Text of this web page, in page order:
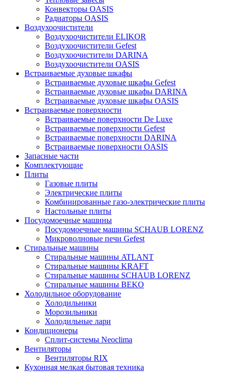
Конвекторы OASIS
Радиаторы OASIS
Воздухоочистители
Воздухоочистители ELIKOR
Воздухоочистители Gefest
Воздухоочистители DARINA
Воздухоочистители OASIS
Встраиваемые духовые шкафы
Встраиваемые духовые шкафы Gefest
Встраиваемые духовые шкафы DARINA
Встраиваемые духовые шкафы OASIS
Встраиваемые поверхности
Встраиваемые поверхности De Luxe
Встраиваемые поверхности Gefest
Встраиваемые поверхности DARINA
Встраиваемые поверхности OASIS
Запасные части
Комплектующие
Плиты
Газовые плиты
Электрические плиты
Комбинированные газо-электрические плиты
Настольные плиты
Посудомоечные машины
Посудомоечные машины SCHAUB LORENZ
Микроволновые печи Gefest
Стиральные машины
Стиральные машины ATLANT
Стиральные машины KRAFT
Стиральные машины SCHAUB LORENZ
Стиральные машины BEKO
Холодильное оборудование
Холодильники
Морозильники
Холодильные лари
Кондиционеры
Сплит-системы Neoclima
Вентиляторы
Вентиляторы RIX
Кухонная мелкая бытовая техника